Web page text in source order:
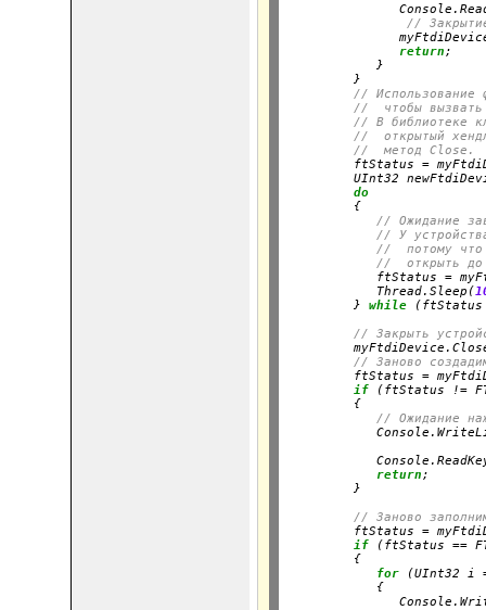
//
return;
            }
         }
// Использование
//  чтобы вызвать
// В библиотеке
//  открытый
//  метод Close.
ftStatus =
UInt32
do
         {
// Ожидание
// У
//  потому что
//  открыть до
ftStatus =
            Thread.Sleep(
         }
while (ftStatus
// Закрыть
// Заново
ftStatus =
if (ftStatus !=
         {
// Ожидание
return;
         }
// Заново
ftStatus =
if (ftStatus ==
         {
for (UInt32 i
            {